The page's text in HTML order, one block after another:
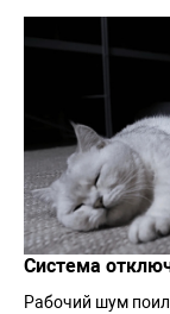
Система
Рабочий шум